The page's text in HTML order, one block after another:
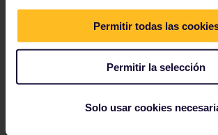
Permitir todas las
Permitir la selección
Solo usar cookies
es la capital del surf en Europa. Allí
buenas olas y ver a un montón de
tuyo es sentir el subidón de adrenalina
de atracciones, tienes montañas rusas
convencionales y acuáticas en el
atracciones francésParc Astérix, que